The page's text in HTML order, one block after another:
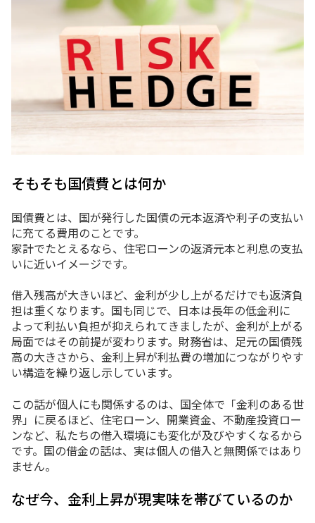
そもそも国債費とは何か
国債費とは、国が発行した国債の元本返済や利子の支払い
に充てる費用のことです。
家計でたとえるなら、住宅ローンの返済元本と利息の支払
いに近いイメージです。
借入残高が大きいほど、金利が少し上がるだけでも返済負
担は重くなります。国も同じで、日本は長年の低金利に
よって利払い負担が抑えられてきましたが、金利が上がる
局面ではその前提が変わります。財務省は、足元の国債残
高の大きさから、金利上昇が利払費の増加につながりやす
い構造を繰り返し示しています。
この話が個人にも関係するのは、国全体で「金利のある世
界」に戻るほど、住宅ローン、開業資金、不動産投資ロー
ンなど、私たちの借入環境にも変化が及びやすくなるから
です。国の借金の話は、実は個人の借入と無関係ではあり
ません。
なぜ今、金利上昇が現実味を帯びているのか